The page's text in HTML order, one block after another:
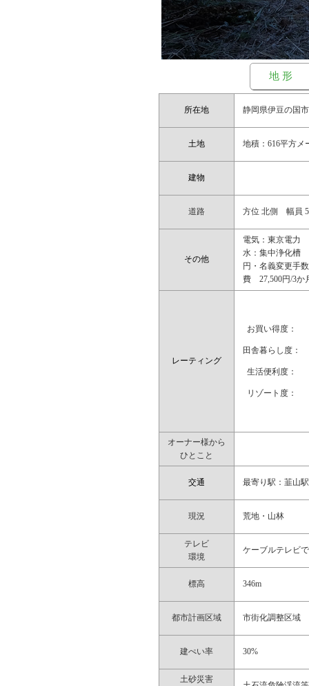
地 形
所在地 静岡県伊豆の国
土地 地積：616平方
建物
道路 方位 北側 幅
その他
電気：東京電
水：集中浄化槽
円・名義変更手
費 27,500円/3
レーティング
お買い得度：
田舎暮らし度：
生活便利度：
リゾート度：
オーナー様から
ひとこと
交通 最寄り駅：韮
現況 荒地・山林
テレビ
環境
ケーブルテレビ
標高 346m
都市計画区域 市街化調整区域
建ぺい率 30%
土砂災害